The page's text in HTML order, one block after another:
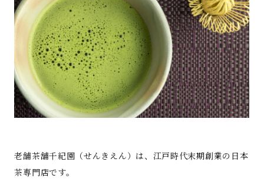
老舗茶舗千紀園（せんきえん）は、江戸時代末期創業の日本
茶専門店です。